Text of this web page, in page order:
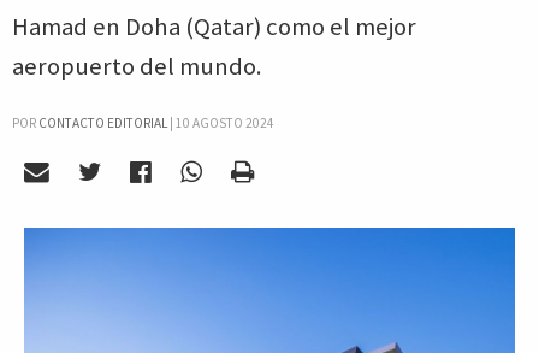
Hamad en Doha (Qatar) como el mejor
aeropuerto del mundo.
POR CONTACTO EDITORIAL| 10 AGOSTO 2024